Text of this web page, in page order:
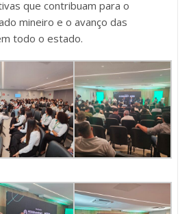
que contribuam para o
mineiro e o avanço das
todo o estado.